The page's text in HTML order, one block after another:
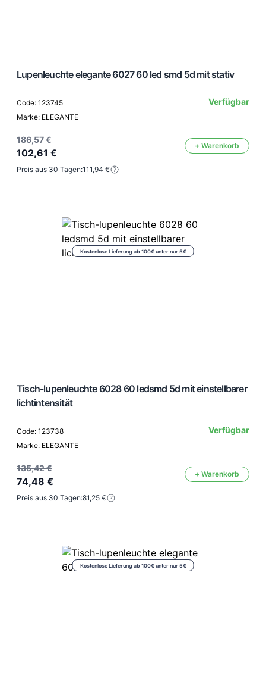
Lupenleuchte elegante 6027 60 led smd 5d mit stativ
Code: 123745
Marke: ELEGANTE
Verfügbar
186,57 €
102,61 €
+ Warenkorb
Preis aus 30 Tagen:111,94 €
Kostenlose Lieferung ab 100€ unter nur 5€
Tisch-lupenleuchte 6028 60 ledsmd 5d mit einstellbarer
lichtintensität
Code: 123738
Marke: ELEGANTE
Verfügbar
135,42 €
74,48 €
+ Warenkorb
Preis aus 30 Tagen:81,25 €
Kostenlose Lieferung ab 100€ unter nur 5€